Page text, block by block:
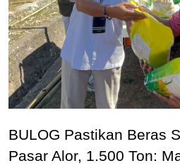
BULOG Pastikan Beras
Pasar Alor, 1.500 Ton: